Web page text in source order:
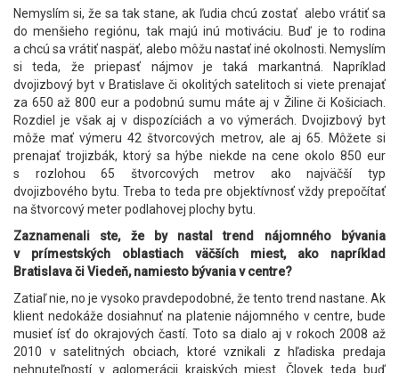
Nemyslím si, že sa tak stane, ak ľudia chcú zostať alebo vrátiť sa
do menšieho regiónu, tak majú inú motiváciu. Buď je to rodina
a chcú sa vrátiť naspäť, alebo môžu nastať iné okolnosti. Nemyslím
si teda, že priepasť nájmov je taká markantná. Napríklad
dvojizbový byt v Bratislave či okolitých satelitoch si viete prenajať
za 650 až 800 eur a podobnú sumu máte aj v Žiline či Košiciach.
Rozdiel je však aj v dispozíciách a vo výmerách. Dvojizbový byt
môže mať výmeru 42 štvorcových metrov, ale aj 65. Môžete si
prenajať trojizbák, ktorý sa hýbe niekde na cene okolo 850 eur
s rozlohou 65 štvorcových metrov ako najväčší typ
dvojizbového bytu. Treba to teda pre objektívnosť vždy prepočítať
na štvorcový meter podlahovej plochy bytu.
Zaznamenali ste, že by nastal trend nájomného bývania
v prímestských oblastiach väčších miest, ako napríklad
Bratislava či Viedeň, namiesto bývania v centre?
Zatiaľ nie, no je vysoko pravdepodobné, že tento trend nastane. Ak
klient nedokáže dosiahnuť na platenie nájomného v centre, bude
musieť ísť do okrajových častí. Toto sa dialo aj v rokoch 2008 až
2010 v satelitných obciach, ktoré vznikali z hľadiska predaja
nehnuteľností v aglomerácii krajských miest. Človek teda buď